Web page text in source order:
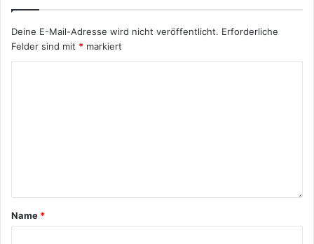
Deine E-Mail-Adresse wird nicht veröffentlicht. Erforderliche
Felder sind mit * markiert
Name *